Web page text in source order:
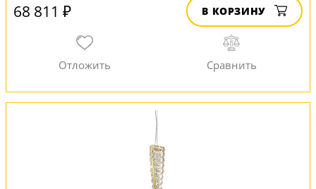
68 811 ₽ В КОРЗИНУ